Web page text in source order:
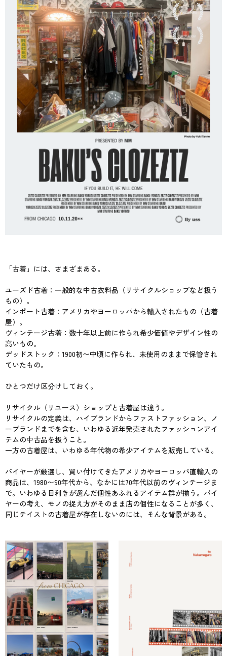
「古着」には、さまざまある。
ユーズド古着：一般的な中古衣料品（リサイクルショップなど扱う
もの）。
インポート古着：アメリカやヨーロッパから輸入されたもの（古着
屋）。
ヴィンテージ古着：数十年以上前に作られ希少価値やデザイン性の
高いもの。
デッドストック：1900初〜中頃に作られ、未使用のままで保管され
ていたもの。
ひとつだけ区分けしておく。
リサイクル（リユース）ショップと古着屋は違う。
リサイクルの定義は、ハイブランドからファストファッション、ノ
ーブランドまでを含む、いわゆる近年発売されたファッションアイ
テムの中古品を扱うこと。
一方の古着屋は、いわゆる年代物の希少アイテムを販売している。
バイヤーが厳選し、買い付けてきたアメリカやヨーロッパ直輸入の
商品は、1980〜90年代から、なかには70年代以前のヴィンテージま
で。いわゆる目利きが選んだ個性あふれるアイテム群が揃う。バイ
ヤーの考え、モノの捉え方がそのまま店の個性になることが多く、
同じテイストの古着屋が存在しないのには、そんな背景がある。